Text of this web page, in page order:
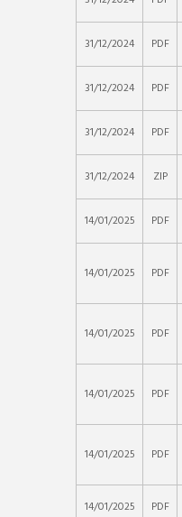
31/12/2024
PDF
31/12/2024
PDF
31/12/2024
PDF
31/12/2024
ZIP
14/01/2025
PDF
14/01/2025 PDF
14/01/2025 PDF
14/01/2025 PDF
14/01/2025 PDF
14/01/2025
PDF